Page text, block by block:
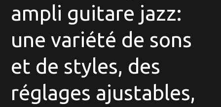
ampli guitare jazz:
une variété de sons
et de styles, des
réglages ajustables,